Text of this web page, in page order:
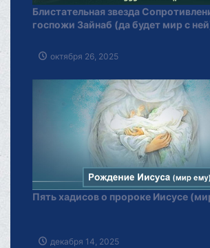
Блистательная звезда
госпожи Зайнаб (да будет мир с
октября 26, 2025
Пять хадисов о пророке Иисусе
декабря 14, 2025